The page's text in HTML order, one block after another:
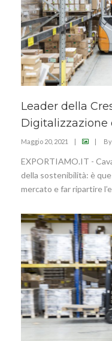
Leader della
Digitalizzazione
Maggio 20, 2021 | |
EXPORTIAMO.IT -
della sostenibilità: è
mercato e far ripartire